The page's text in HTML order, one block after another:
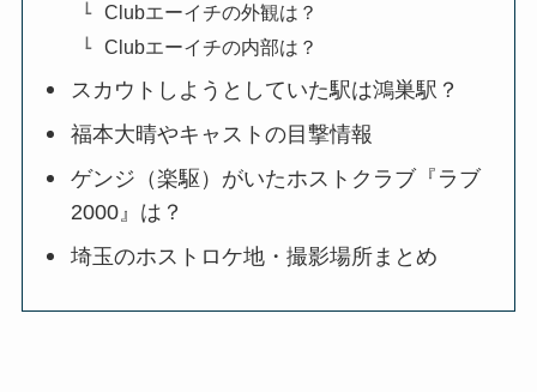
Clubエーイチの外観は？
Clubエーイチの内部は？
スカウトしようとしていた駅は鴻巣駅？
福本大晴やキャストの目撃情報
ゲンジ（楽駆）がいたホストクラブ『ラブ
2000』は？
埼玉のホストロケ地・撮影場所まとめ